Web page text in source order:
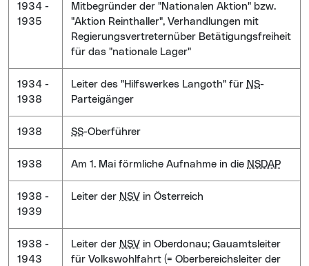
1934 -
1935
Mitbegründer der "Nationalen Aktion" bzw.
"Aktion Reinthaller", Verhandlungen mit
Regierungsvertreternüber Betätigungsfreiheit
für das "nationale Lager"
1934 -
1938
Leiter des "Hilfswerkes Langoth" für NS-
Parteigänger
1938 SS-Oberführer
1938 Am 1. Mai förmliche Aufnahme in die NSDAP
1938 -
1939
Leiter der NSV in Österreich
1938 -
1943
Leiter der NSV in Oberdonau; Gauamtsleiter
für Volkswohlfahrt (= Oberbereichsleiter der